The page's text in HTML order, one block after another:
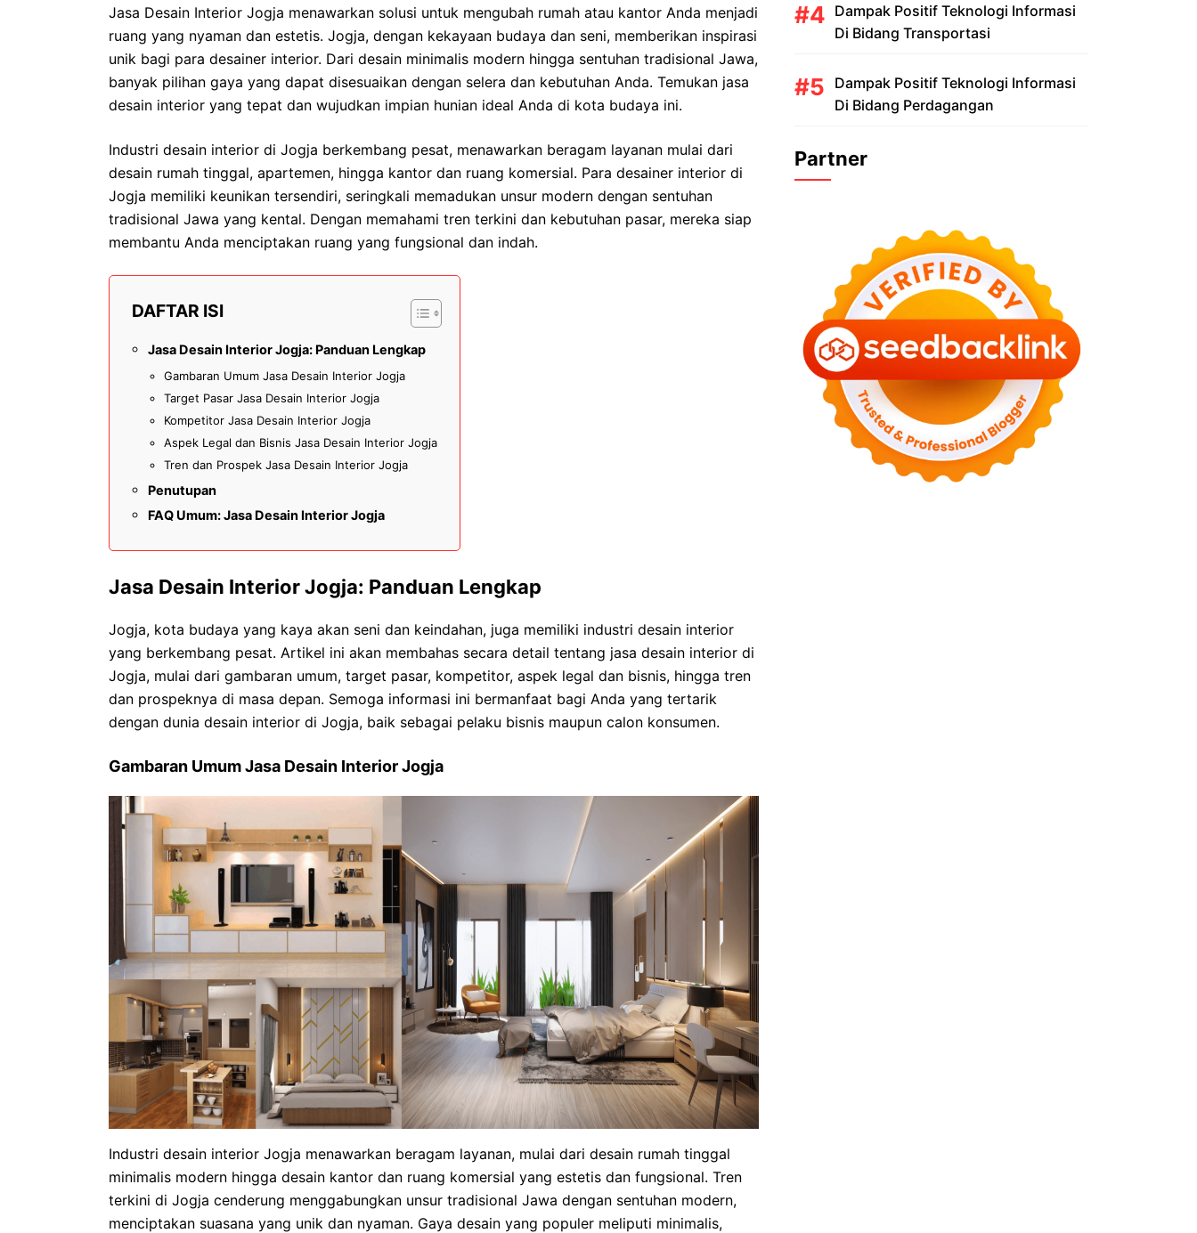
Jasa Desain Interior Jogja menawarkan solusi untuk mengubah rumah atau kantor Anda menjadi
ruang yang nyaman dan estetis. Jogja, dengan kekayaan budaya dan seni, memberikan inspirasi
unik bagi para desainer interior. Dari desain minimalis modern hingga sentuhan tradisional Jawa,
banyak pilihan gaya yang dapat disesuaikan dengan selera dan kebutuhan Anda. Temukan jasa
desain interior yang tepat dan wujudkan impian hunian ideal Anda di kota budaya ini.
Industri desain interior di Jogja berkembang pesat, menawarkan beragam layanan mulai dari
desain rumah tinggal, apartemen, hingga kantor dan ruang komersial. Para desainer interior di
Jogja memiliki keunikan tersendiri, seringkali memadukan unsur modern dengan sentuhan
tradisional Jawa yang kental. Dengan memahami tren terkini dan kebutuhan pasar, mereka siap
membantu Anda menciptakan ruang yang fungsional dan indah.
DAFTAR ISI
Jasa Desain Interior Jogja: Panduan Lengkap
Gambaran Umum Jasa Desain Interior Jogja
Target Pasar Jasa Desain Interior Jogja
Kompetitor Jasa Desain Interior Jogja
Aspek Legal dan Bisnis Jasa Desain Interior Jogja
Tren dan Prospek Jasa Desain Interior Jogja
Penutupan
FAQ Umum: Jasa Desain Interior Jogja
Jasa Desain Interior Jogja: Panduan Lengkap
Jogja, kota budaya yang kaya akan seni dan keindahan, juga memiliki industri desain interior
yang berkembang pesat. Artikel ini akan membahas secara detail tentang jasa desain interior di
Jogja, mulai dari gambaran umum, target pasar, kompetitor, aspek legal dan bisnis, hingga tren
dan prospeknya di masa depan. Semoga informasi ini bermanfaat bagi Anda yang tertarik
dengan dunia desain interior di Jogja, baik sebagai pelaku bisnis maupun calon konsumen.
Gambaran Umum Jasa Desain Interior Jogja
Industri desain interior Jogja menawarkan beragam layanan, mulai dari desain rumah tinggal
minimalis modern hingga desain kantor dan ruang komersial yang estetis dan fungsional. Tren
terkini di Jogja cenderung menggabungkan unsur tradisional Jawa dengan sentuhan modern,
menciptakan suasana yang unik dan nyaman. Gaya desain yang populer meliputi minimalis,
Dampak Positif Teknologi Informasi
Di Bidang Transportasi
Dampak Positif Teknologi Informasi
Di Bidang Perdagangan
Partner